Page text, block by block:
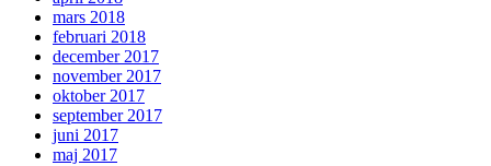
mars 2018
februari 2018
december 2017
november 2017
oktober 2017
september 2017
juni 2017
maj 2017